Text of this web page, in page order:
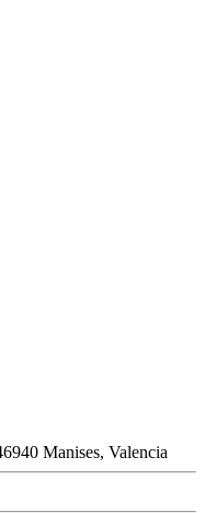
Manises, Valencia